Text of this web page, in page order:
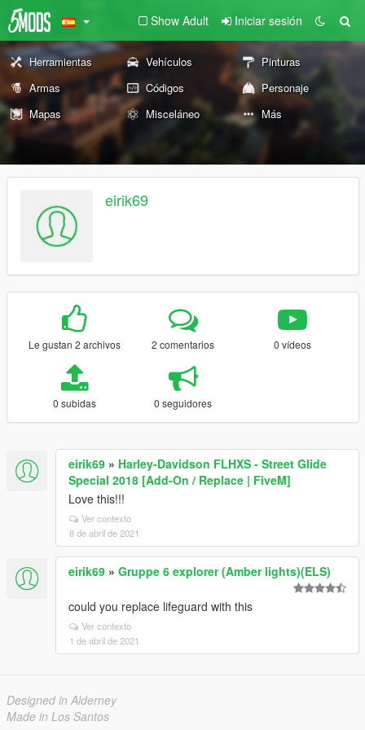
Show Adult Iniciar sesión
Herramientas Vehículos
Pinturas
Armas
Códigos
Personaje
Mapas
Misceláneo Más
eirik69
Le gustan 2 archivos 2 comentarios 0 vídeos
0 subidas 0 seguidores
eirik69 » Harley-Davidson FLHXS - Street Glide
Special 2018 [Add-On / Replace | FiveM]
Love this!!!
Ver contexto
8 de abril de 2021
eirik69 » Gruppe 6 explorer (Amber lights)(ELS)
could you replace lifeguard with this
Ver contexto
1 de abril de 2021
Designed in Alderney
Made in Los Santos